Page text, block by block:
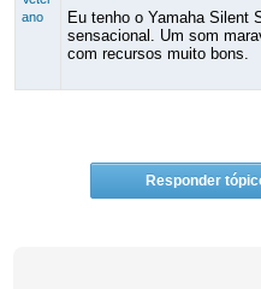
ano
Eu tenho o Yamaha Silent
sensacional. Um som
com recursos muito bons.
Responder